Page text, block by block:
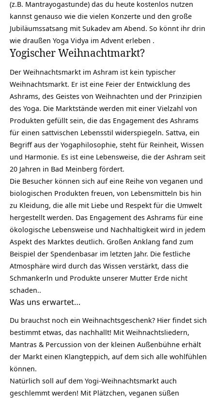
(z.B. Mantrayogastunde) das du heute kostenlos nutzen
kannst genauso wie die vielen Konzerte und den große
Jubiläumssatsang mit Sukadev am Abend. So könnt ihr drin
wie draußen Yoga Vidya im Advent erleben .
Yogischer Weihnachtmarkt?
Der Weihnachtsmarkt im Ashram ist kein typischer
Weihnachtsmarkt. Er ist eine Feier der Entwicklung des
Ashrams, des Geistes von Weihnachten und der Prinzipien
des Yoga. Die Marktstände werden mit einer Vielzahl von
Produkten gefüllt sein, die das Engagement des Ashrams
für einen sattvischen Lebensstil widerspiegeln. Sattva, ein
Begriff aus der Yogaphilosophie, steht für Reinheit, Wissen
und Harmonie. Es ist eine Lebensweise, die der Ashram seit
20 Jahren in Bad Meinberg fördert.
Die Besucher können sich auf eine Reihe von veganen und
biologischen Produkten freuen, von Lebensmitteln bis hin
zu Kleidung, die alle mit Liebe und Respekt für die Umwelt
hergestellt werden. Das Engagement des Ashrams für eine
ökologische Lebensweise und Nachhaltigkeit wird in jedem
Aspekt des Marktes deutlich. Großen Anklang fand zum
Beispiel der Spendenbasar im letzten Jahr. Die festliche
Atmosphäre wird durch das Wissen verstärkt, dass die
Schmankerln und Produkte unserer Mutter Erde nicht
schaden..
Was uns erwartet…
Du brauchst noch ein Weihnachtsgeschenk? Hier findet sich
bestimmt etwas, das nachhallt! Mit Weihnachtsliedern,
Mantras & Percussion von der kleinen Außenbühne erhält
der Markt einen Klangteppich, auf dem sich alle wohlfühlen
können.
Natürlich soll auf dem Yogi-Weihnachtsmarkt auch
geschlemmt werden! Mit Plätzchen, veganen süßen